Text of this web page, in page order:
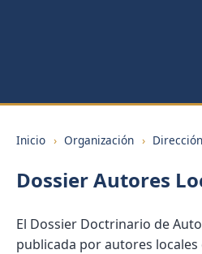
Inicio › Organización ›
Dossier Autores
El Dossier Doctrinario de
publicada por autores